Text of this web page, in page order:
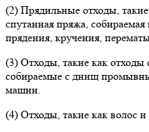
(2) Прядильные отходы,
спутанная пряжа, собираемая
прядения, кручения,
(3) Отходы, такие как
собираемые с днищ
машин.
(4) Отходы, такие как волос